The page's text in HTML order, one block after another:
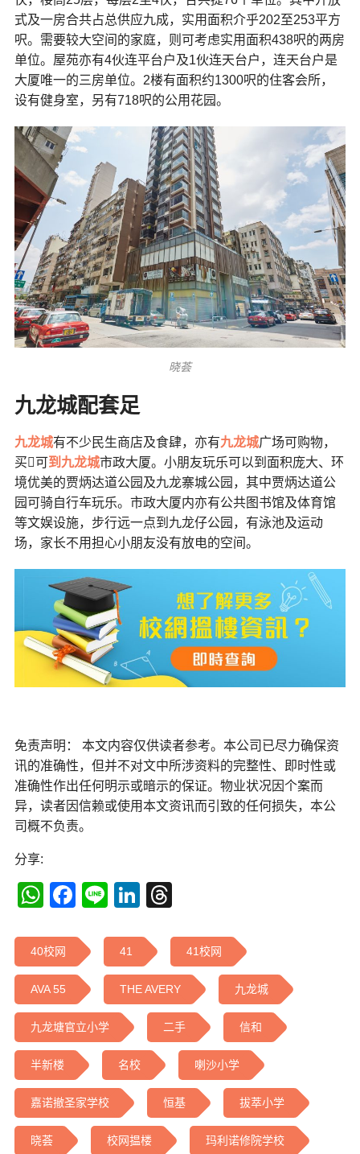
式及一房合共占总供应九成，实用面积介乎202至253平方
呎。需要较大空间的家庭，则可考虑实用面积438呎的两房
单位。屋苑亦有4伙连平台户及1伙连天台户，连天台户是
大厦唯一的三房单位。2楼有面积约1300呎的住客会所，
设有健身室，另有718呎的公用花园。
晓荟
九龙城配套足
九龙城有不少民生商店及食肆，亦有九龙城广场可购物，
买𩠌可到九龙城市政大厦。小朋友玩乐可以到面积庞大、环
境优美的贾炳达道公园及九龙寨城公园，其中贾炳达道公
园可骑自行车玩乐。市政大厦内亦有公共图书馆及体育馆
等文娱设施，步行远一点到九龙仔公园，有泳池及运动
场，家长不用担心小朋友没有放电的空间。
免责声明： 本文内容仅供读者参考。本公司已尽力确保资
讯的准确性，但并不对文中所涉资料的完整性、即时性或
准确性作出任何明示或暗示的保证。物业状况因个案而
异，读者因信赖或使用本文资讯而引致的任何损失，本公
司概不负责。
分享:
WhatsApp
Facebook
LineLinkedIn
Threads
40校网 41 41校网
AVA 55 THE AVERY 九龙城
九龙塘官立小学 二手 信和
半新楼 名校 喇沙小学
嘉诺撤圣家学校 恒基 拔萃小学
晓荟 校网揾楼 玛利诺修院学校